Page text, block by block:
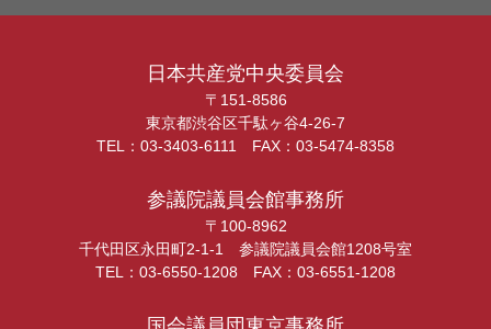
日本共産党中央委員会
〒151-8586
東京都渋谷区千駄ヶ谷4-26-7
TEL：03-3403-6111 FAX：03-5474-8358
参議院議員会館事務所
〒100-8962
千代田区永田町2-1-1 参議院議員会館1208号室
TEL：03-6550-1208 FAX：03-6551-1208